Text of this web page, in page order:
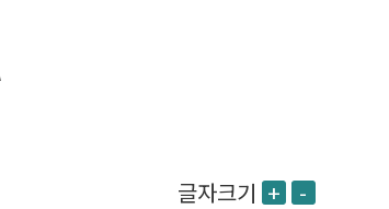
글자크기 + -